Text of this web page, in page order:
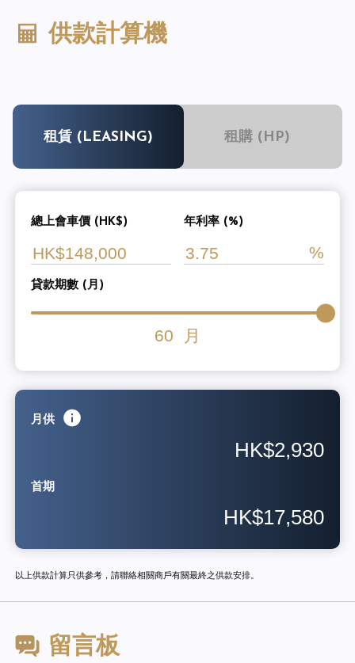
供款計算機
租賃 (LEASING) 租購 (HP)
總上會車價 (HK$) 年利率 (%)
貸款期數 (月)
60 月
月供
HK$2,930
首期
HK$17,580
以上供款計算只供參考，請聯絡相關商戶有關最終之供款安排。
留言板